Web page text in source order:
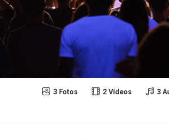
3 Fotos 2 Vídeos 3